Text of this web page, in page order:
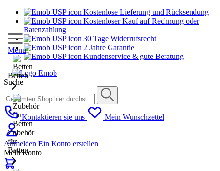
Kostenlose Lieferung und Rücksendung
Kostenloser Kauf auf Rechnung oder
Ratenzahlung
30 Tage Widerrufsrecht
2 Jahre Garantie
Kundenservice & gute Beratung
Suche
Kontaktieren sie uns Mein Wunschzettel
Anmelden Ein Konto erstellen
Mein Konto
Menu
Betten
Zubehör
für
Betten